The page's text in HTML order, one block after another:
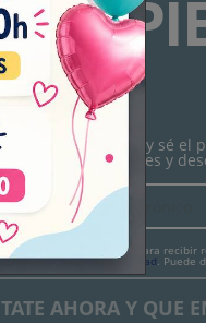
TE
a nuestro boletín y sé el
novedades brillantes y
tratamiento de mis datos para
legalypolítica de privacidad. Puede